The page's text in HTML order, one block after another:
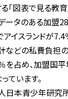
図表で見る教
ータのある加
イスランドが
などの私費負担
占め、加盟国
ています。
本青少年研究